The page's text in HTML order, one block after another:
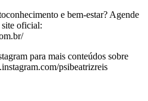
e bem-estar? Agende
site oficial:
para mais conteúdos sobre
psibeatrizreis